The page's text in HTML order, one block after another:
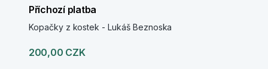
Příchozí platba
Kopačky z kostek - Lukáš Beznoska
200,00 CZK